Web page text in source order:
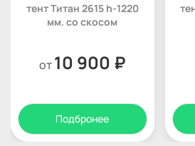
тент Титан 2615 h-1220
мм. со скосом
от10 900 ₽
Подбронее